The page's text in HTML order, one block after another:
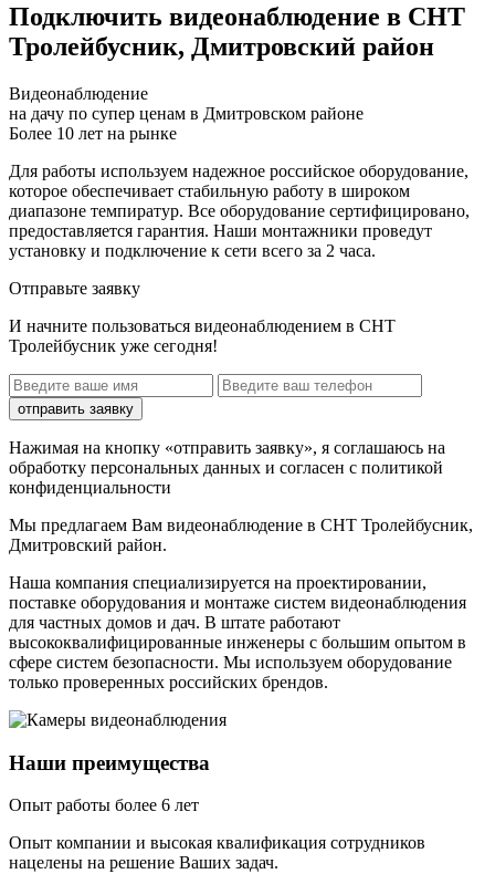
Подключить видеонаблюдение в СНТ
Тролейбусник, Дмитровский район
Видеонаблюдение
на дачу по супер ценам в Дмитровском районе
Более 10 лет на рынке
Для работы используем надежное российское оборудование,
которое обеспечивает стабильную работу в широком
диапазоне темпиратур. Все оборудование сертифицировано,
предоставляется гарантия. Наши монтажники проведут
установку и подключение к сети всего за 2 часа.
Отправьте заявку
И начните пользоваться видеонаблюдением в СНТ
Тролейбусник уже сегодня!
отправить заявку
Нажимая на кнопку «отправить заявку», я соглашаюсь на
обработку персональных данных и согласен с политикой
конфиденциальности
Мы предлагаем Вам видеонаблюдение в СНТ Тролейбусник,
Дмитровский район.
Наша компания специализируется на проектировании,
поставке оборудования и монтаже систем видеонаблюдения
для частных домов и дач. В штате работают
высококвалифицированные инженеры с большим опытом в
сфере систем безопасности. Мы используем оборудование
только проверенных российских брендов.
Наши преимущества
Опыт работы более 6 лет
Опыт компании и высокая квалификация сотрудников
нацелены на решение Ваших задач.